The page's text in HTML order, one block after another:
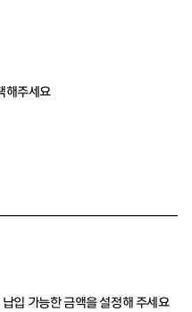
해주세요
입 가능한 금액을 설정해 주세요